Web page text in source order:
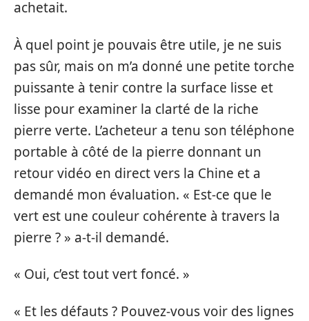
achetait.
À quel point je pouvais être utile, je ne suis
pas sûr, mais on m’a donné une petite torche
puissante à tenir contre la surface lisse et
lisse pour examiner la clarté de la riche
pierre verte. L’acheteur a tenu son téléphone
portable à côté de la pierre donnant un
retour vidéo en direct vers la Chine et a
demandé mon évaluation. « Est-ce que le
vert est une couleur cohérente à travers la
pierre ? » a-t-il demandé.
« Oui, c’est tout vert foncé. »
« Et les défauts ? Pouvez-vous voir des lignes